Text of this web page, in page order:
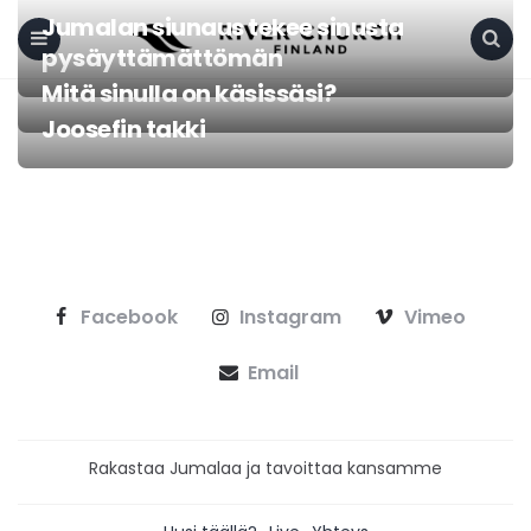
Menu Search
Jumalan siunaus tekee sinusta
pysäyttämättömän
Mitä sinulla on käsissäsi?
Joosefin takki
Facebook Instagram Vimeo
Email
Rakastaa Jumalaa ja tavoittaa kansamme